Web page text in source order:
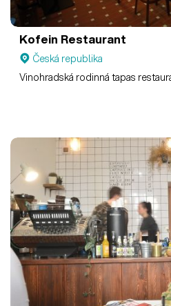
Kofein Restaurant
Česká republika
Vinohradská rodinná tapas